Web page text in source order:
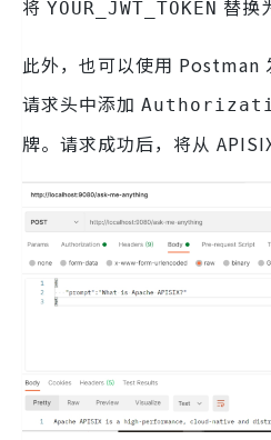
将 YOUR_JWT_TOKEN 替换
此外，也可以使用 Postman
请求头中添加
牌。请求成功后，将从